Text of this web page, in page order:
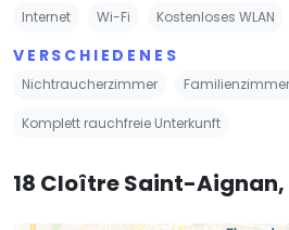
Internet Wi-Fi Kostenloses WLAN
VERSCHIEDENES
Nichtraucherzimmer Familienzimmer
Komplett rauchfreie Unterkunft
18 Cloître Saint-